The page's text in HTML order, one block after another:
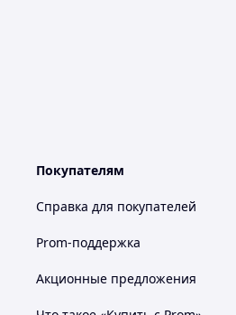
Покупателям
Справка для покупателей
Prom-поддержка
Акционные предложения